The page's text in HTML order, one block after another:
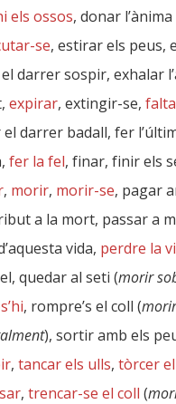
els ossos, donar
se, estirar els peus,
darrer sospir, exhalar
expirar, extingir-se,
darrer badall, fer
fer la fel, finar, finir els
, morir, morir-se, pagar
a la mort, passar a
vida, perdre la
quedar al seti (morir
, rompre’s el coll (morir
), sortir amb els
, tancar els ulls, tòrcer
, trencar-se el coll (